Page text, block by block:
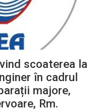
scoaterea la
în cadrul
majore,
Rm.